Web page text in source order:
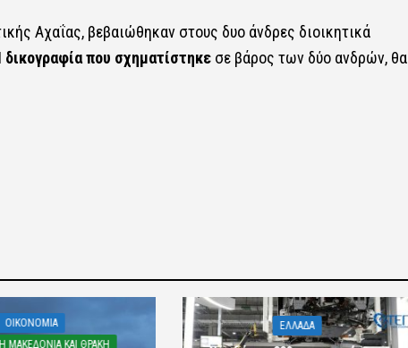
Αχαΐας, βεβαιώθηκαν στους δυο άνδρες διοικητικά
δικογραφία που σχηματίστηκεσε βάρος των δύο ανδρών, θα
OIKONOMIA
ΜΑΚΕΔΟΝΙΑ ΚΑΙ ΘΡΑΚΗ
ΕΛΛΑΔΑ